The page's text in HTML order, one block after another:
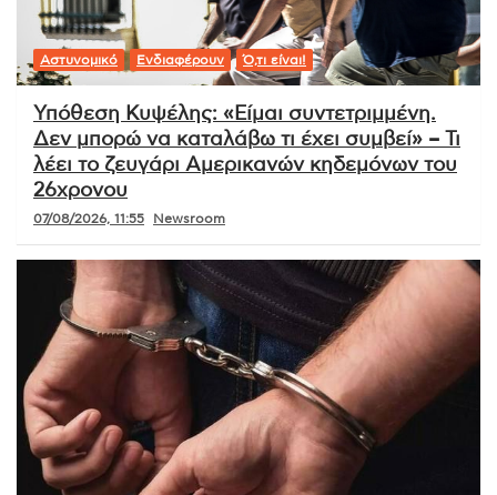
Αστυνομικό Ενδιαφέρουν Ό,τι είναι!
Υπόθεση Κυψέλης: «Είμαι συντετριμμένη.
Δεν μπορώ να καταλάβω τι έχει συμβεί» – Τι
λέει το ζευγάρι Αμερικανών κηδεμόνων του
26χρονου
07/08/2026, 11:55 Newsroom